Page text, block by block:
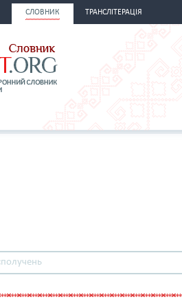
СЛОВНИК ТРАНСЛІТЕРАЦІЯ